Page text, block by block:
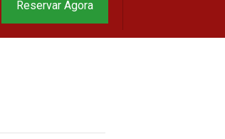
Reservar Agora